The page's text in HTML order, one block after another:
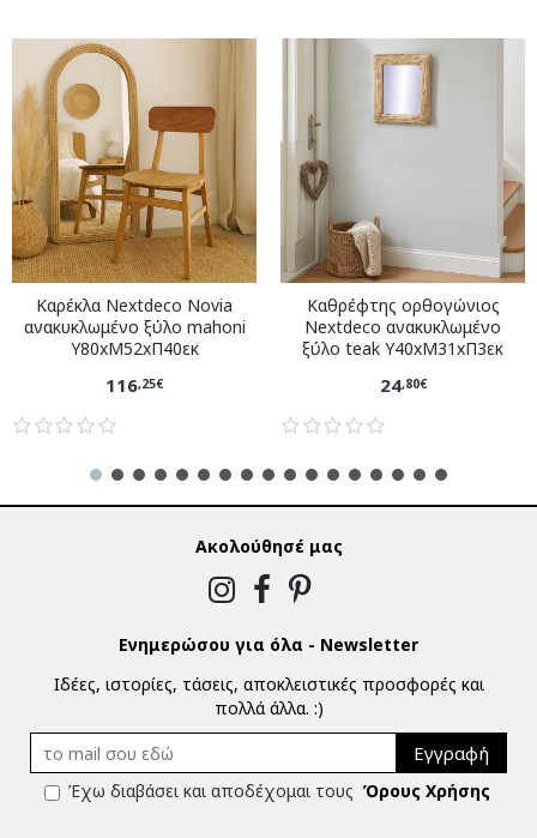
Καρέκλα Nextdeco Novia
ανακυκλωμένο ξύλο mahoni
Υ80xM52xΠ40εκ
116,25€
Καθρέφτης ορθογώνιος
Nextdeco ανακυκλωμένο
ξύλο teak Υ40xM31xΠ3εκ
24,80€
Ακολούθησέ μας
Ενημερώσου για όλα - Newsletter
Ιδέες, ιστορίες, τάσεις, αποκλειστικές προσφορές και
πολλά άλλα. :)
Εγγραφή
Έχω διαβάσει και αποδέχομαι τους Όρους Χρήσης